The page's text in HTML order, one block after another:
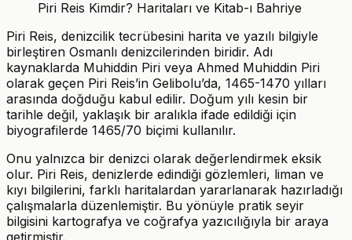
Piri Reis Kimdir? Haritaları ve Kitab-ı Bahriye
Piri Reis, denizcilik tecrübesini harita ve yazılı bilgiyle
birleştiren Osmanlı denizcilerinden biridir. Adı
kaynaklarda Muhiddin Piri veya Ahmed Muhiddin Piri
olarak geçen Piri Reis’in Gelibolu’da, 1465-1470 yılları
arasında doğduğu kabul edilir. Doğum yılı kesin bir
tarihle değil, yaklaşık bir aralıkla ifade edildiği için
biyografilerde 1465/70 biçimi kullanılır.
Onu yalnızca bir denizci olarak değerlendirmek eksik
olur. Piri Reis, denizlerde edindiği gözlemleri, liman ve
kıyı bilgilerini, farklı haritalardan yararlanarak hazırladığı
çalışmalarla düzenlemiştir. Bu yönüyle pratik seyir
bilgisini kartografya ve coğrafya yazıcılığıyla bir araya
getirmiştir.